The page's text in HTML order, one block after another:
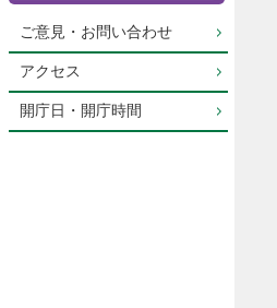
ご意見・お問い合わせ
アクセス
開庁日・開庁時間